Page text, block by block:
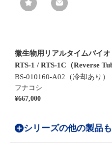
微生物用リアルタイムバイ
RTS-1 / RTS-1C（Reverse
BS-010160-A02（冷却あり）
フナコシ
¥667,000
シリーズの他の製品